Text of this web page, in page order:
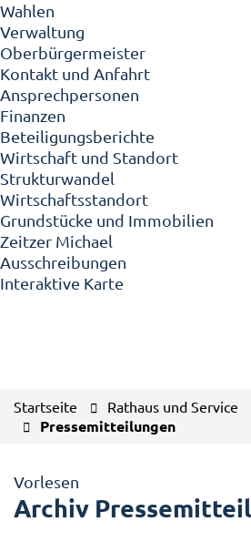
Wahlen
Verwaltung
Oberbürgermeister
Kontakt und Anfahrt
Ansprechpersonen
Finanzen
Beteiligungsberichte
Wirtschaft und Standort
Strukturwandel
Wirtschaftsstandort
Grundstücke und Immobilien
Zeitzer Michael
Ausschreibungen
Interaktive Karte
Startseite Rathaus und Service
Pressemitteilungen
Vorlesen
Archiv